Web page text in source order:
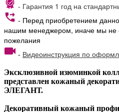
- Гарантия 1 год на
- Перед приобретением
нашим менеджером, иначе мы не
пожелания
- Видеоинструкция по
Эксклюзивной изюминкой
представлен кожаный
ЭЛЕГАНТ.
Декоративный кожаный